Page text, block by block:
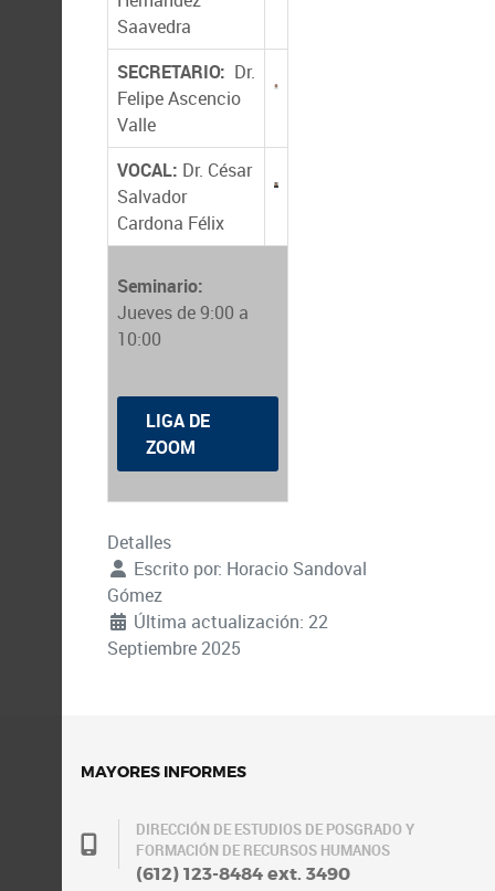
Saavedra
SECRETARIO: Dr.
Felipe Ascencio
Valle
VOCAL: Dr. César
Salvador
Cardona Félix
Seminario:
Jueves de 9:00 a
10:00
LIGA DE
ZOOM
Detalles
Escrito por: Horacio Sandoval
Gómez
Última actualización: 22
Septiembre 2025
MAYORES INFORMES
DIRECCIÓN DE ESTUDIOS DE POSGRADO Y
FORMACIÓN DE RECURSOS HUMANOS
(612) 123-8484 ext. 3490